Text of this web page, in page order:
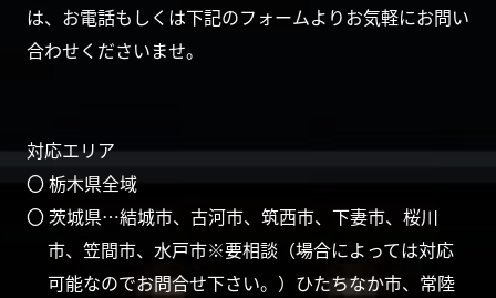
は、お電話もしくは下記のフォームよりお気軽にお問い
合わせくださいませ。
対応エリア
〇 栃木県全域
〇 茨城県…結城市、古河市、筑西市、下妻市、桜川
市、笠間市、水戸市※要相談（場合によっては対応
可能なのでお問合せ下さい。）ひたちなか市、常陸